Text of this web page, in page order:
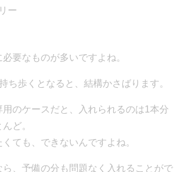
ー
要なものが多いですよね。
ち歩くとなると、結構かさばります。
のケースだと、入れられるのは1本分
ど。
ても、できないんですよね。
ら、予備の分も問題なく入れることがで